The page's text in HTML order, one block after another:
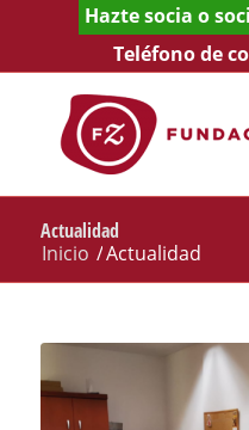
Hazte socia o
Teléfono de
Actualidad
Inicio /Actualidad